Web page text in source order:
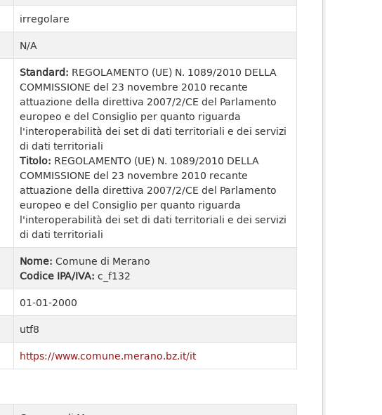
irregolare
N/A
Standard: REGOLAMENTO (UE) N. 1089/2010 DELLA
COMMISSIONE del 23 novembre 2010 recante
attuazione della direttiva 2007/2/CE del Parlamento
europeo e del Consiglio per quanto riguarda
l'interoperabilità dei set di dati territoriali e dei servizi
di dati territoriali
Titolo: REGOLAMENTO (UE) N. 1089/2010 DELLA
COMMISSIONE del 23 novembre 2010 recante
attuazione della direttiva 2007/2/CE del Parlamento
europeo e del Consiglio per quanto riguarda
l'interoperabilità dei set di dati territoriali e dei servizi
di dati territoriali
Nome: Comune di Merano
Codice IPA/IVA: c_f132
01-01-2000
utf8
https://www.comune.merano.bz.it/it